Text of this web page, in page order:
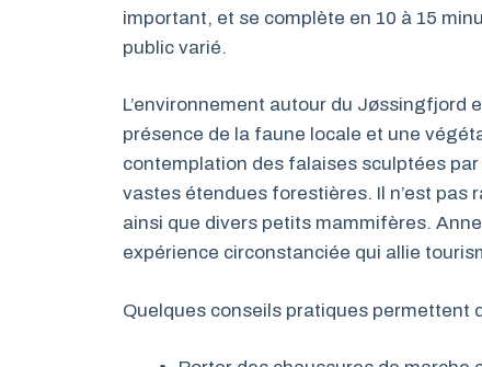
important, et se complète en 10 à 15
public varié.
L’environnement autour du
présence de la faune locale et une
contemplation des falaises sculptées
vastes étendues forestières. Il n’est pas
ainsi que divers petits mammifères.
expérience circonstanciée qui allie
Quelques conseils pratiques permettent